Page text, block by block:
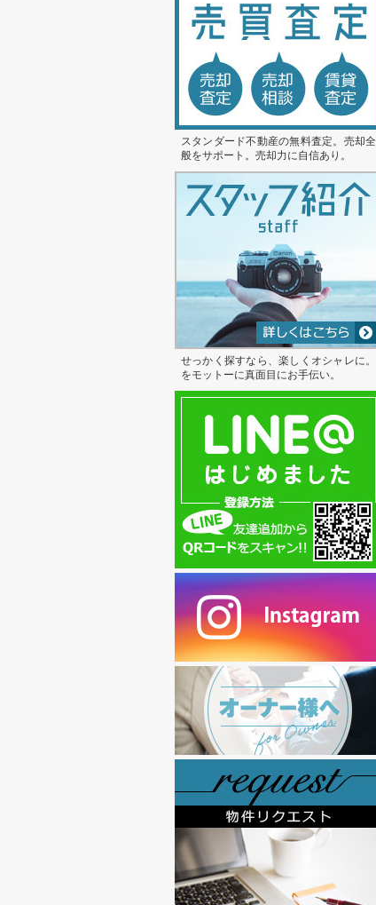
スタンダード不動産の無料査定。売却全
般をサポート。売却力に自信あり。
せっかく探すなら、楽しくオシャレに。
をモットーに真面目にお手伝い。